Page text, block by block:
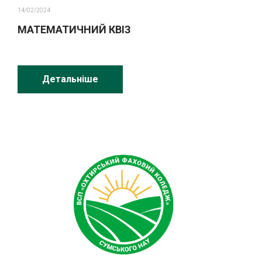
14/02/2024
МАТЕМАТИЧНИЙ КВІЗ
Детальніше